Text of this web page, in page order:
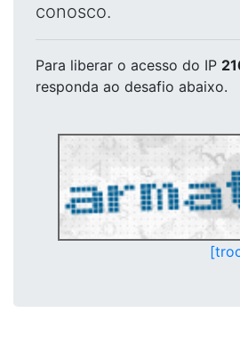
conosco.
Para liberar o acesso do IP
responda ao desafio abaixo.